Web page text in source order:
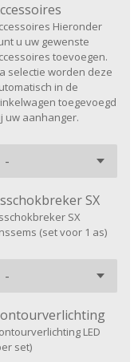
Hieronder
u uw gewenste
toevoegen.
selectie worden deze
in de
toegevoegd
uw aanhanger.
SX
SX
(set voor 1 as)
LED
set)